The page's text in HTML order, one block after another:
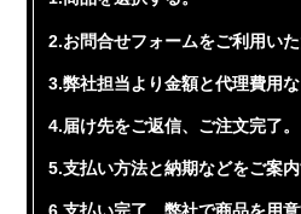
2.お問合せフォームをご利用いた
3.弊社担当より金額と代理費用な
4.届け先をご返信、ご注文完了。
5.支払い方法と納期などをご案内